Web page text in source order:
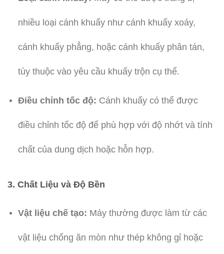
nhiều loại cánh khuấy như cánh khuấy xoáy,
cánh khuấy phẳng, hoặc cánh khuấy phân tán,
tùy thuộc vào yêu cầu khuấy trộn cụ thể.
Điều chỉnh tốc độ: Cánh khuấy có thể được
điều chỉnh tốc độ để phù hợp với độ nhớt và tính
chất của dung dịch hoặc hỗn hợp.
3. Chất Liệu và Độ Bền
Vật liệu chế tạo: Máy thường được làm từ các
vật liệu chống ăn mòn như thép không gỉ hoặc